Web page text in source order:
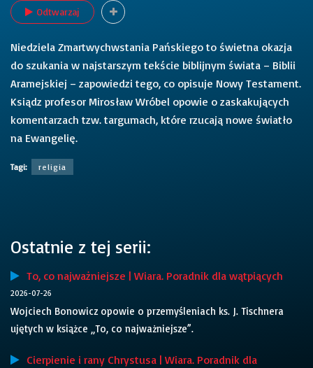
Odtwarzaj
Niedziela Zmartwychwstania Pańskiego to świetna okazja
do szukania w najstarszym tekście biblijnym świata – Biblii
Aramejskiej – zapowiedzi tego, co opisuje Nowy Testament.
Ksiądz profesor Mirosław Wróbel opowie o zaskakujących
komentarzach tzw. targumach, które rzucają nowe światło
na Ewangelię.
Tagi: religia
Ostatnie z tej serii:
To, co najważniejsze | Wiara. Poradnik dla wątpiących
2026-07-26
Wojciech Bonowicz opowie o przemyśleniach ks. J. Tischnera
ujętych w książce „To, co najważniejsze”.
Cierpienie i rany Chrystusa | Wiara. Poradnik dla